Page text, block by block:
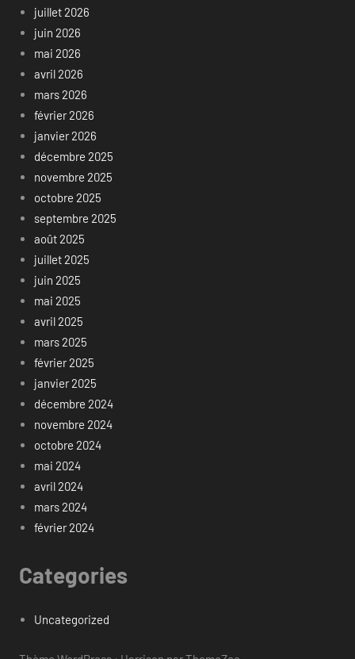
juillet 2026
juin 2026
mai 2026
avril 2026
mars 2026
février 2026
janvier 2026
décembre 2025
novembre 2025
octobre 2025
septembre 2025
août 2025
juillet 2025
juin 2025
mai 2025
avril 2025
mars 2025
février 2025
janvier 2025
décembre 2024
novembre 2024
octobre 2024
mai 2024
avril 2024
mars 2024
février 2024
Categories
Uncategorized